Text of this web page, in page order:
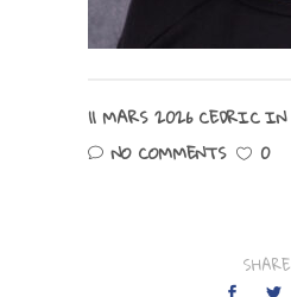
11 MARS 2026CEDRICIN
NO COMMENTS
0
SHARE